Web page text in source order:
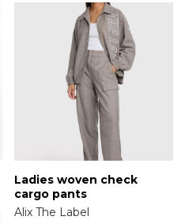
Ladies woven check
cargo pants
Alix The Label